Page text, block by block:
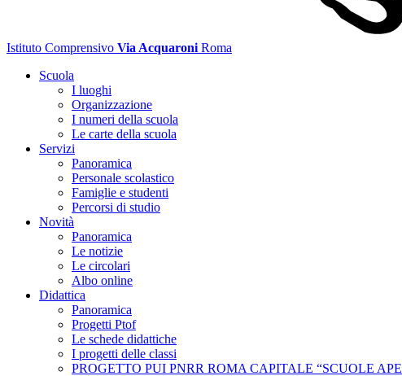
Istituto Comprensivo Via Acquaroni Roma
Scuola
I luoghi
Organizzazione
I numeri della scuola
Le carte della scuola
Servizi
Panoramica
Personale scolastico
Famiglie e studenti
Percorsi di studio
Novità
Panoramica
Le notizie
Le circolari
Albo online
Didattica
Panoramica
Progetti Ptof
Le schede didattiche
I progetti delle classi
PROGETTO PUI PNRR ROMA CAPITALE “SCUOLE